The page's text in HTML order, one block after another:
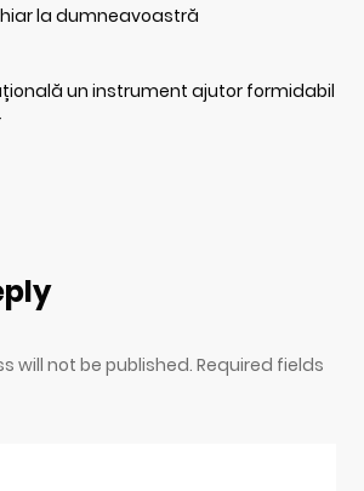
la dumneavoastră
un instrument ajutor formidabil
will not be published. Required fields